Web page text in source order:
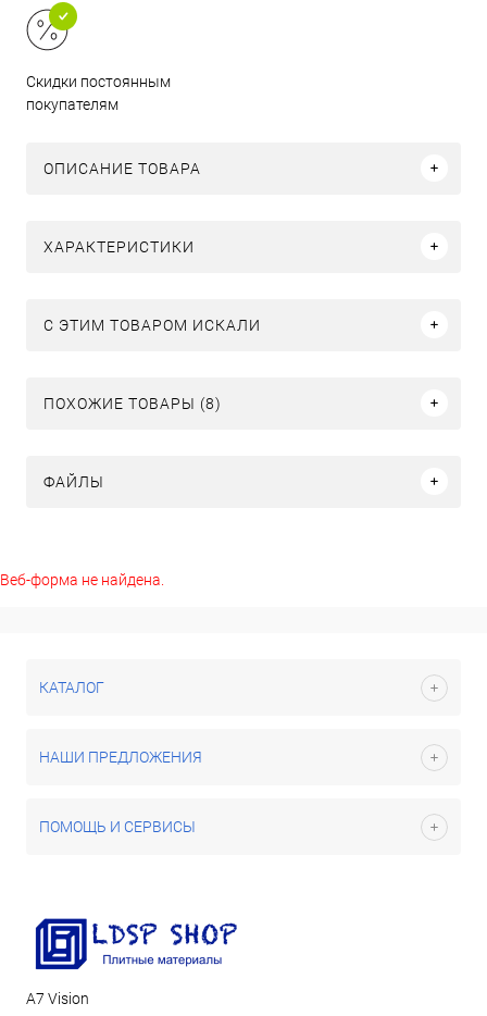
Скидки постоянным
покупателям
ОПИСАНИЕ ТОВАРА
ХАРАКТЕРИСТИКИ
C ЭТИМ ТОВАРОМ ИСКАЛИ
ПОХОЖИЕ ТОВАРЫ (8)
ФАЙЛЫ
Веб-форма не найдена.
КАТАЛОГ
НАШИ ПРЕДЛОЖЕНИЯ
ПОМОЩЬ И СЕРВИСЫ
А7 Vision